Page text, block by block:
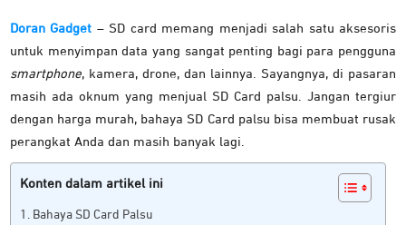
Doran Gadget – SD card memang menjadi salah satu aksesoris
untuk menyimpan data yang sangat penting bagi para pengguna
smartphone, kamera, drone, dan lainnya. Sayangnya, di pasaran
masih ada oknum yang menjual SD Card palsu. Jangan tergiur
dengan harga murah, bahaya SD Card palsu bisa membuat rusak
perangkat Anda dan masih banyak lagi.
Konten dalam artikel ini
Bahaya SD Card Palsu